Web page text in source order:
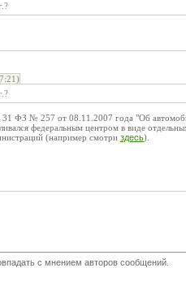
31 ФЗ № 257 от 08.11.2007 года "Об
федеральным центром в виде
(например смотри здесь).
с мнением авторов сообщений.